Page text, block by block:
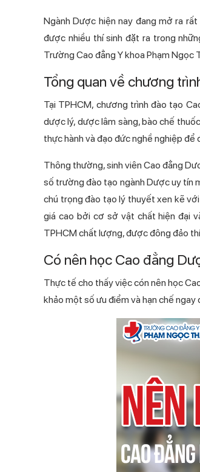
Ngành Dược hiện nay đang mở ra
được nhiều thí sinh đặt ra trong
Trường Cao đẳng Y khoa Phạm Ngọc
Tổng quan về chương
Tại TPHCM, chương trình đào tạo
dược lý, dược lâm sàng, bào chế
thực hành và đạo đức nghề nghiệp
Thông thường, sinh viên Cao đẳng
số trường đào tạo ngành Dược uy tín
chú trọng đào tạo lý thuyết xen kẽ
giá cao bởi cơ sở vật chất hiện đại
TPHCM chất lượng, được đông đảo
Có nên học Cao đẳng
Thực tế cho thấy việc cón nên học
khảo một số ưu điểm và hạn chế